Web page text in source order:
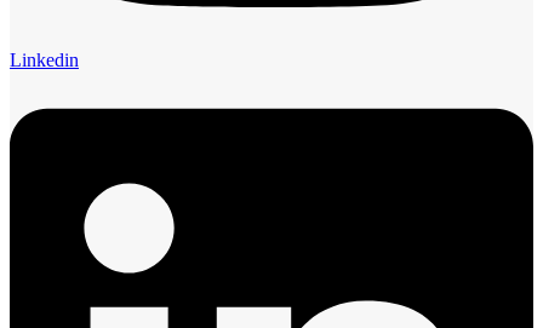
Linkedin